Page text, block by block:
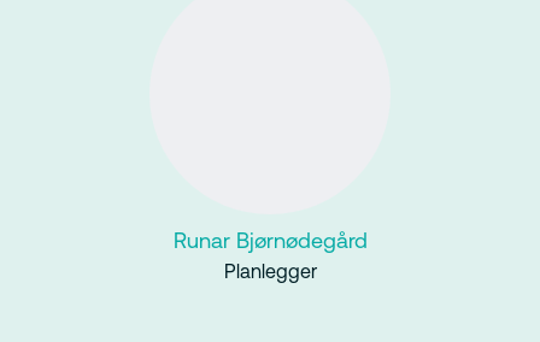
Runar Bjørnødegård
Planlegger